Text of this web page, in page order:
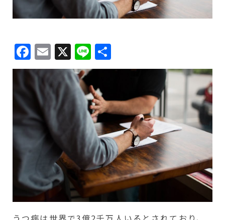
Facebook
Email
X Line
有